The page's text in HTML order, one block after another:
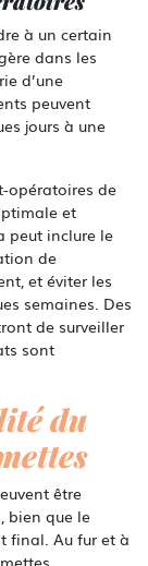
à un certain
dans les
d’une
peuvent
jours à une
opératoires de
et
peut inclure le
de
et éviter les
semaines. Des
de surveiller
sont
du
être
bien que le
final. Au fur et à